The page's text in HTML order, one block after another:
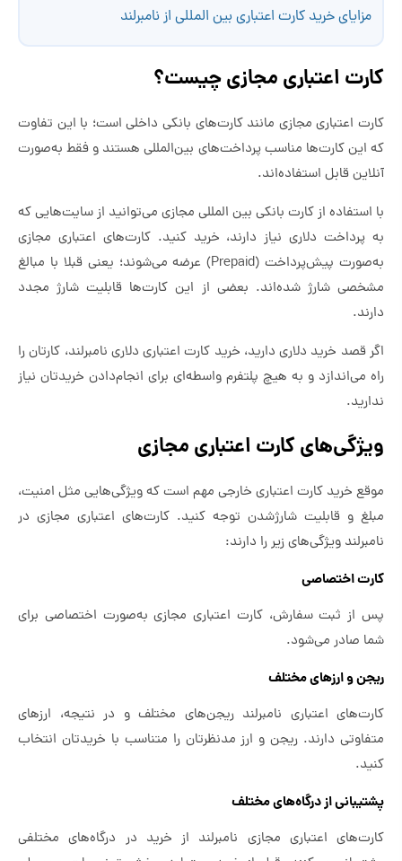
مزایای خرید کارت اعتباری بین المللی از نامبرلند
کارت اعتباری مجازی چیست؟
کارت اعتباری مجازی مانند کارت‌های بانکی داخلی است؛ با این تفاوت
که این کارت‌ها مناسب پرداخت‌های بین‌المللی هستند و فقط به‌صورت
آنلاین قابل استفاده‌اند.
با استفاده از کارت بانکی بین المللی مجازی می‌توانید از سایت‌هایی که
به پرداخت دلاری نیاز دارند، خرید کنید. کارت‌های اعتباری مجازی
به‌صورت پیش‌پرداخت (Prepaid) عرضه می‌شوند؛ یعنی قبلا با مبالغ
مشخصی شارژ شده‌اند. بعضی از این کارت‌ها قابلیت شارژ مجدد
دارند.
اگر قصد خرید دلاری دارید، خرید کارت اعتباری دلاری نامبرلند، کارتان را
راه می‌اندازد و به هیچ پلتفرم واسطه‌ای برای انجام‌دادن خریدتان نیاز
ندارید.
ویژگی‌های کارت اعتباری مجازی
موقع خرید کارت اعتباری خارجی مهم است که ویژگی‌هایی مثل امنیت،
مبلغ و قابلیت شارژشدن توجه کنید. کارت‌های اعتباری مجازی در
نامبرلند ویژگی‌های زیر را دارند:
کارت اختصاصی
پس از ثبت سفارش، کارت اعتباری مجازی به‌صورت اختصاصی برای
شما صادر می‌شود.
ریجن و ارزهای مختلف
کارت‌های اعتباری نامبرلند ریجن‌های مختلف و در نتیجه، ارزهای
متفاوتی دارند. ریجن و ارز مدنظرتان را متناسب با خریدتان انتخاب
کنید.
پشتیبانی از درگاه‌های مختلف
کارت‌های اعتباری مجازی نامبرلند از خرید در درگاه‌های مختلفی